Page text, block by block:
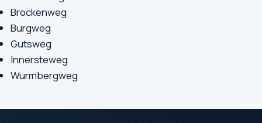
Brockenweg
Burgweg
Gutsweg
Innersteweg
Wurmbergweg